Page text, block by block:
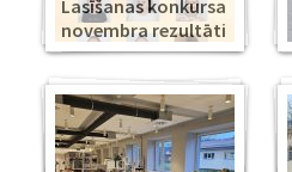
Lasīšanas konkursa
novembra rezultāti